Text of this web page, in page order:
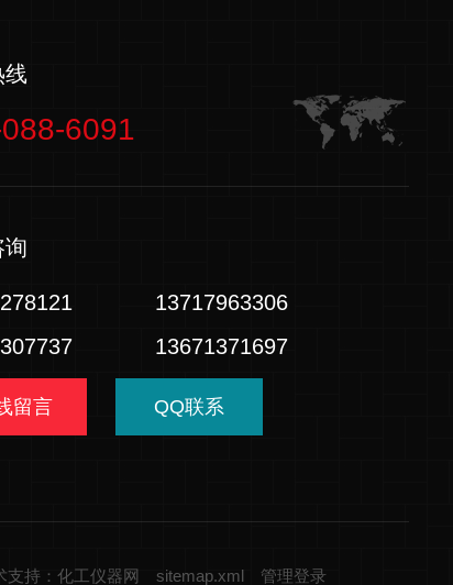
线
6091
询
13717963306
13671371697
留言 QQ联系
支持：化工仪器网 sitemap.xml 管理登录